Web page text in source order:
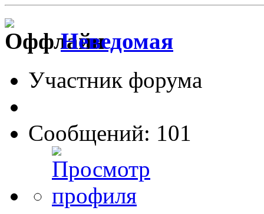
Неведомая
Участник форума
Сообщений: 101